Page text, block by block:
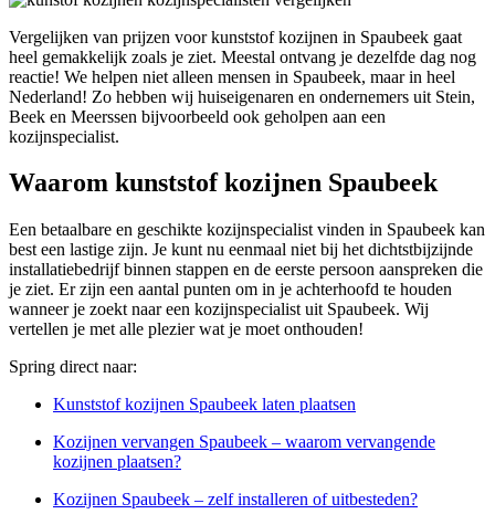
Vergelijken van prijzen voor kunststof kozijnen in Spaubeek gaat
heel gemakkelijk zoals je ziet. Meestal ontvang je dezelfde dag nog
reactie! We helpen niet alleen mensen in Spaubeek, maar in heel
Nederland! Zo hebben wij huiseigenaren en ondernemers uit Stein,
Beek en Meerssen bijvoorbeeld ook geholpen aan een
kozijnspecialist.
Waarom kunststof kozijnen Spaubeek
Een betaalbare en geschikte kozijnspecialist vinden in Spaubeek kan
best een lastige zijn. Je kunt nu eenmaal niet bij het dichtstbijzijnde
installatiebedrijf binnen stappen en de eerste persoon aanspreken die
je ziet. Er zijn een aantal punten om in je achterhoofd te houden
wanneer je zoekt naar een kozijnspecialist uit Spaubeek. Wij
vertellen je met alle plezier wat je moet onthouden!
Spring direct naar:
Kunststof kozijnen Spaubeek laten plaatsen
Kozijnen vervangen Spaubeek – waarom vervangende
kozijnen plaatsen?
Kozijnen Spaubeek – zelf installeren of uitbesteden?